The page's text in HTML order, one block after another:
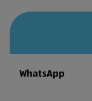
WhatsApp